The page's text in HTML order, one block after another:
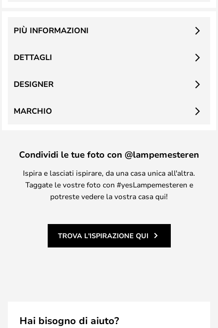
DETTAGLI
PIÙ INFORMAZIONI
DESIGNER
MARCHIO
Condividi le tue foto con @lampemesteren
Ispira e lasciati ispirare, da una casa unica all'altra.
Taggate le vostre foto con #yesLampemesteren e
potreste vedere la vostra casa qui!
TROVA L'ISPIRAZIONE QUI
Hai bisogno di aiuto?